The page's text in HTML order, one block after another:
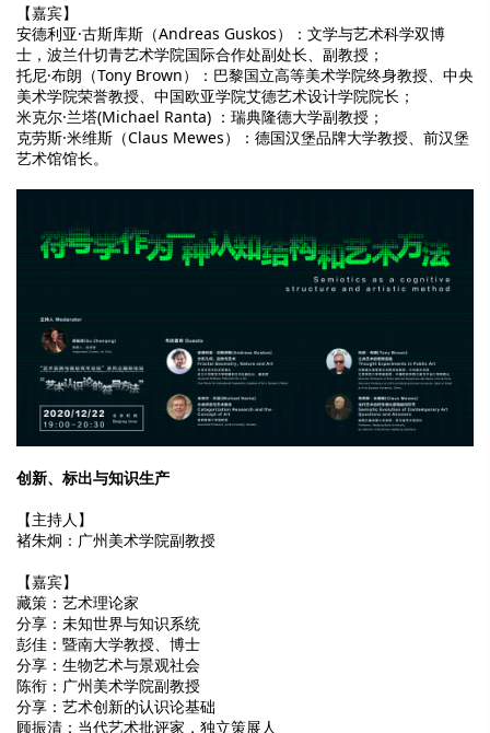
【嘉宾】
安德利亚·古斯库斯（Andreas Guskos）
： 文学与艺术科学双博
士，波兰什切青艺术学院国际合作处副处长、副教授；
托尼·布朗（Tony Brown）
： 巴黎国立高等美术学院终身教授、中央
美术学院荣誉教授、中国欧亚学院艾德艺术设计学院院长；
米克尔·兰塔(Michael Ranta) ： 瑞典隆德大学副教授；
克劳斯·米维斯（Claus Mewes）
： 德国汉堡品牌大学教授、前汉堡
艺术馆馆长。
创新、标出与知识生产
【主持人】
褚朱炯 ： 广州美术学院副教授
【嘉宾】
藏策 ： 艺术理论家
分享：未知世界与知识系统
彭佳 ： 暨南大学教授、博士
分享：生物艺术与景观社会
陈衔 ： 广州美术学院副教授
分享：艺术创新的认识论基础
顾振清 ： 当代艺术批评家，独立策展人